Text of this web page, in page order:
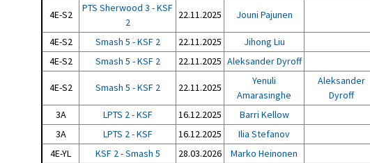
4E-S2
PTS Sherwood 3 - KSF
2
22.11.2025 Jouni Pajunen
4E-S2 Smash 5 - KSF 2 22.11.2025 Jihong Liu
4E-S2
Smash 5 - KSF 2 22.11.2025 Aleksander Dyroff
4E-S2 Smash 5 - KSF 2 22.11.2025
Yenuli
Amarasinghe
Aleksander
Dyroff
3A LPTS 2 - KSF 16.12.2025 Barri Kellow
3A
LPTS 2 - KSF 16.12.2025 Ilia Stefanov
4E-YL
KSF 2 - Smash 5 28.03.2026 Marko Heinonen